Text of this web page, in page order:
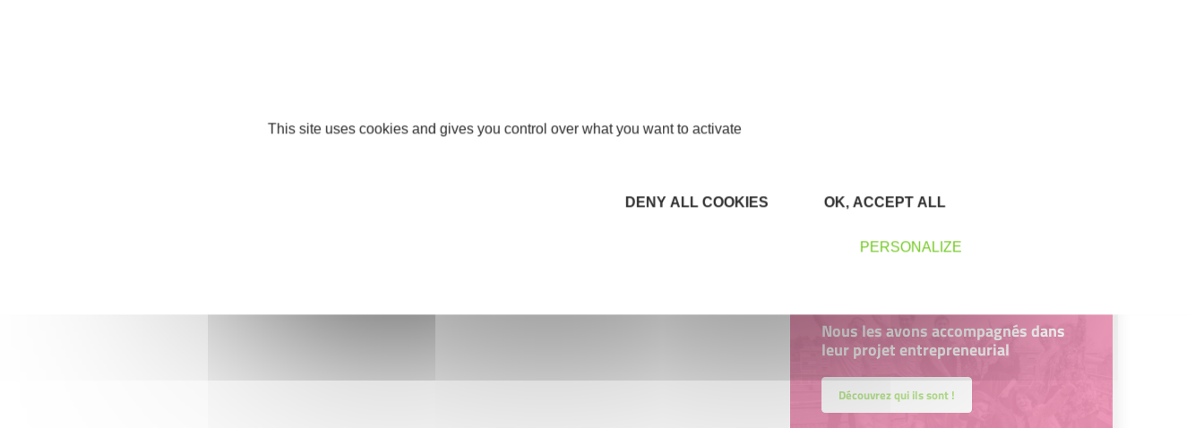
Contactez-nous !
Nous les avons accompagnés dans
leur projet entrepreneurial
Découvrez qui ils sont !
This site uses cookies and gives you control over what you want to activate
OK, ACCEPT ALL
DENY ALL COOKIES
PERSONALIZE